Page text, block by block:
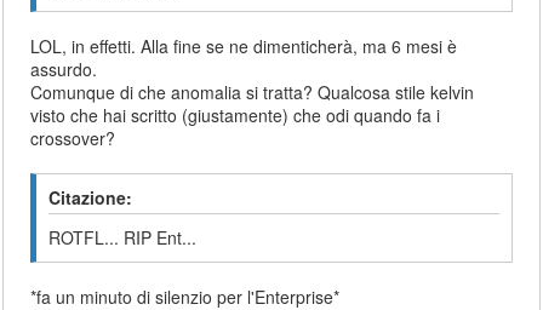
LOL, in effetti. Alla fine se ne dimenticherà, ma 6 mesi è
assurdo.
Comunque di che anomalia si tratta? Qualcosa stile kelvin
visto che hai scritto (giustamente) che odi quando fa i
crossover?
Citazione:
ROTFL... RIP Ent...
*fa un minuto di silenzio per l'Enterprise*